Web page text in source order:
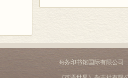
世纪以来西方
——李勇（欧美
为可持续发展
第九章 企业环保主义与
商务印书馆国际有限公司